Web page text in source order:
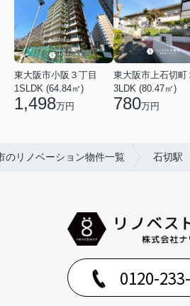
東大阪市小阪３丁目
1SLDK (64.84㎡)
1,498万円
3LDK (80.47㎡)
780万円
のリノベーション物件一覧 石切駅
0120-